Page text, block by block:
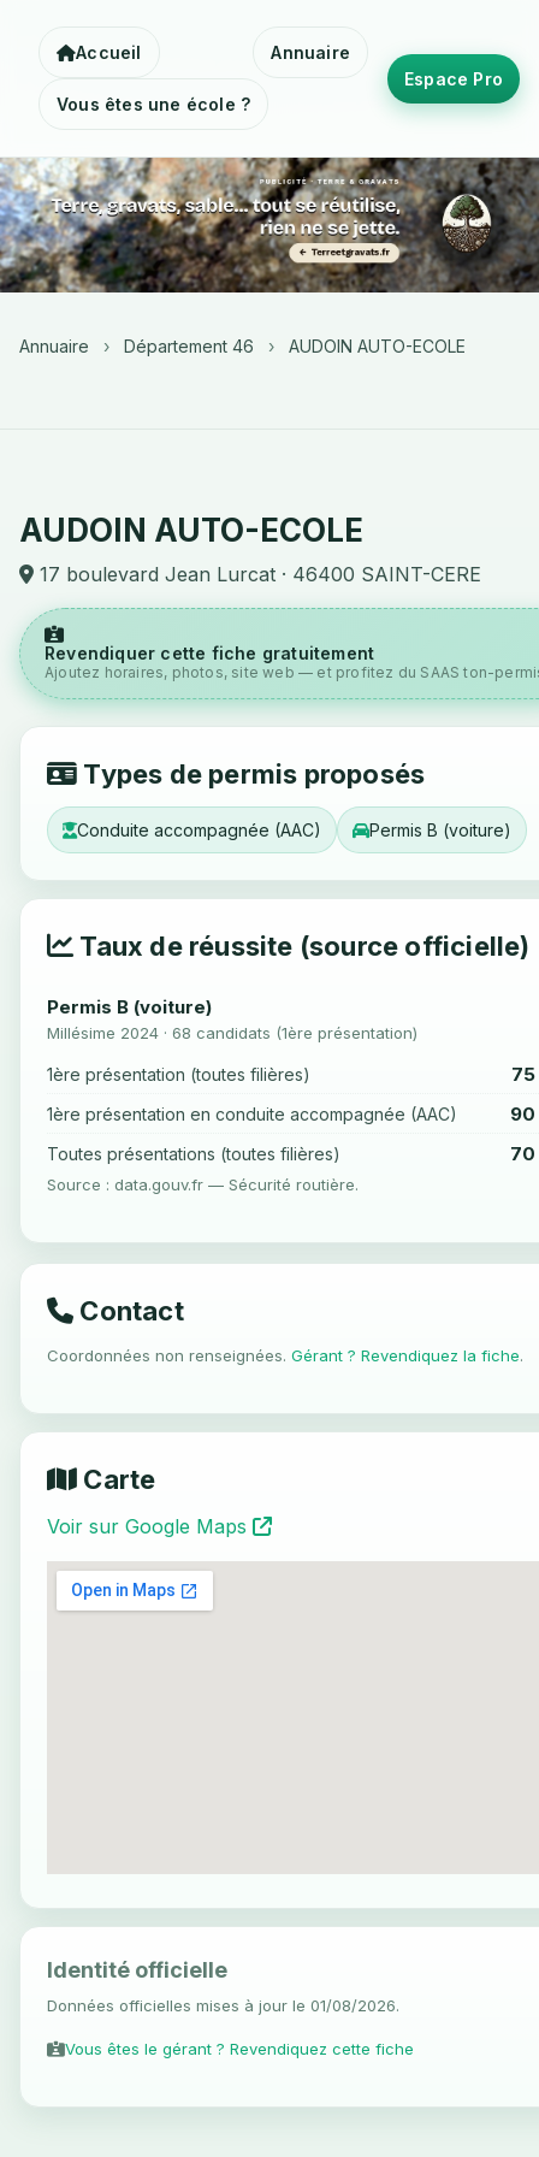
Accueil Annuaire
Vous êtes une école ?
Espace Pro
Annuaire › Département 46 › AUDOIN AUTO-ECOLE
AUDOIN AUTO-ECOLE
17 boulevard Jean Lurcat · 46400 SAINT-CERE
Revendiquer cette fiche gratuitement
Ajoutez horaires, photos, site web — et profitez du SAAS ton-
Types de permis proposés
Conduite accompagnée (AAC) Permis B (voiture)
Taux de réussite (source officielle)
Permis B (voiture)
Millésime 2024 · 68 candidats (1ère présentation)
1ère présentation (toutes filières) 75
1ère présentation en conduite accompagnée (AAC) 90
Toutes présentations (toutes filières) 70
Source : data.gouv.fr — Sécurité routière.
Contact
Coordonnées non renseignées. Gérant ? Revendiquez la fiche.
Carte
Voir sur Google Maps
Identité officielle
Données officielles mises à jour le 01/08/2026.
Vous êtes le gérant ? Revendiquez cette fiche